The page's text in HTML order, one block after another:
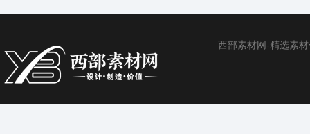
西部素材网-精选素